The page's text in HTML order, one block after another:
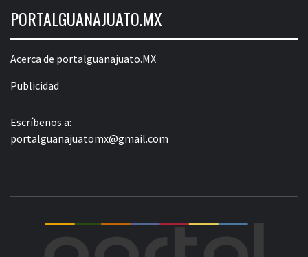
PORTALGUANAJUATO.MX
Acerca de portalguanajuato.MX
Publicidad
Escríbenos a:
portalguanajuatomx@gmail.com